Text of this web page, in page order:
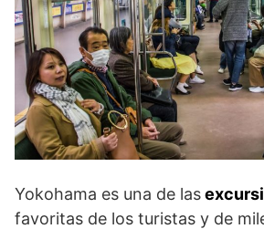
Yokohama es una de las
favoritas de los turistas y de